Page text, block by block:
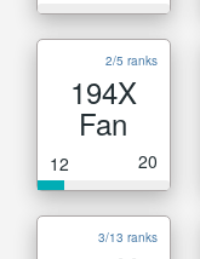
2/5 ranks
194X
Fan
12 20
3/13 ranks